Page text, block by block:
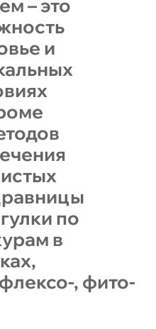
– это
и
по
в
, фито-